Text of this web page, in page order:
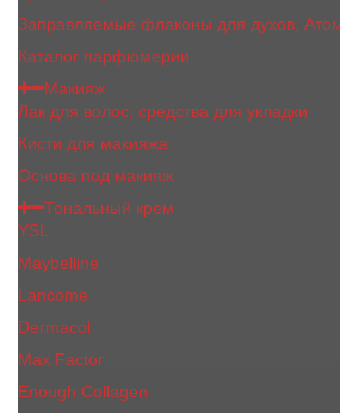
Заправляемые флаконы для духов,
Каталог парфюмерии
Макияж
Лак для волос, средства для укладки
Кисти для макияжа
Основа под макияж
Тональный крем
YSL
Maybelline
Lancome
Dermacol
Max Factor
Enough Collagen